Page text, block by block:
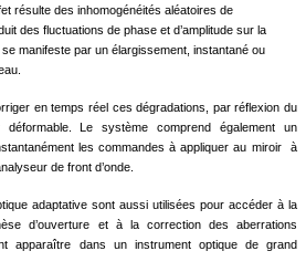
résulte des inhomogénéités aléatoires de
des fluctuations de phase et d’amplitude sur la
se manifeste par un élargissement, instantané ou
en temps réel ces dégradations, par réflexion du
Le système comprend également un
les commandes à appliquer au miroir
à
de front d’onde.
adaptative sont aussi utilisées pour accéder à la
d’ouverture et à la correction des aberrations
apparaître dans un instrument optique de grand